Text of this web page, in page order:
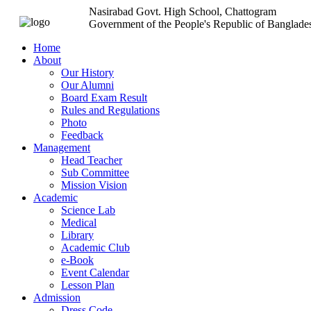
Nasirabad Govt. High School, Chattogram
Government of the People's Republic of
Home
About
Our History
Our Alumni
Board Exam Result
Rules and Regulations
Photo
Feedback
Management
Head Teacher
Sub Committee
Mission Vision
Academic
Science Lab
Medical
Library
Academic Club
e-Book
Event Calendar
Lesson Plan
Admission